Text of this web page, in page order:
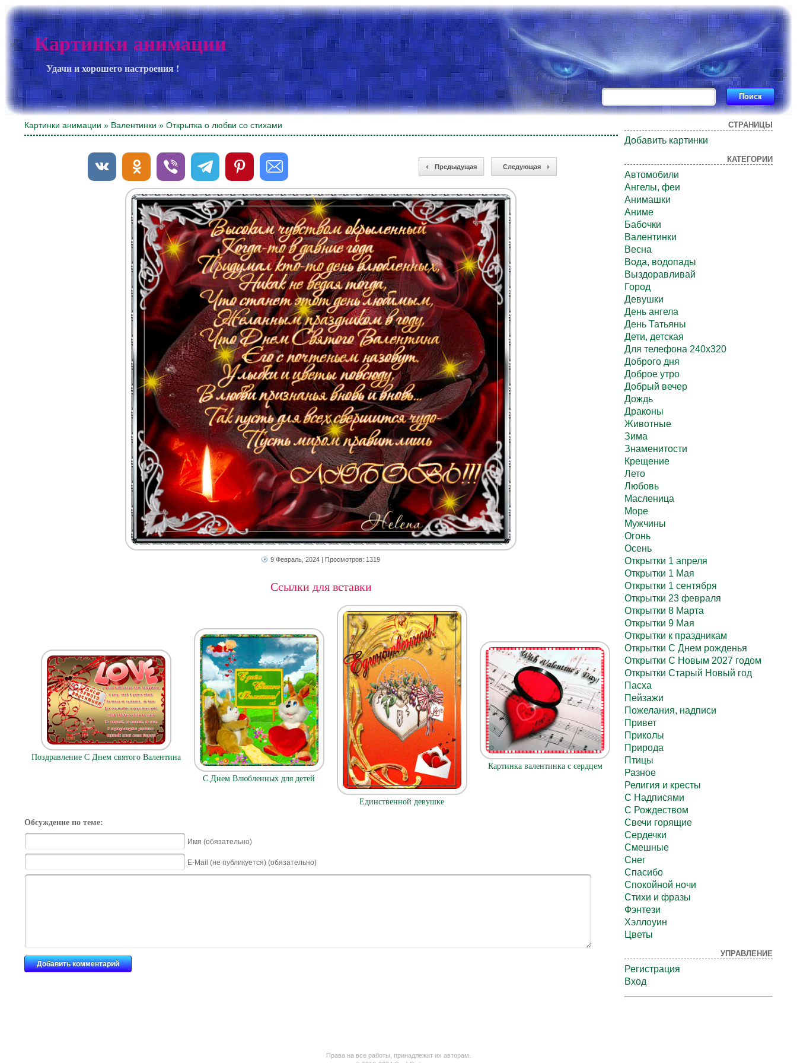
Картинки анимации
Удачи и хорошего настроения !
Картинки анимации » Валентинки » Открытка о любви со стихами
Предыдущая Следующая
9 Февраль, 2024 | Просмотров: 1319
Ссылки для вставки
Поздравление С Днем святого Валентина
С Днем Влюбленных для детей
Единственной девушке
Картинка валентинка с сердцем
Обсуждение по теме:
Имя (обязательно)
E-Mail (не публикуется) (обязательно)
СТРАНИЦЫ
Добавить картинки
КАТЕГОРИИ
Автомобили
Ангелы, феи
Анимашки
Аниме
Бабочки
Валентинки
Весна
Вода, водопады
Выздоравливай
Город
Девушки
День ангела
День Татьяны
Дети, детская
Для телефона 240х320
Доброго дня
Доброе утро
Добрый вечер
Дождь
Драконы
Животные
Зима
Знаменитости
Крещение
Лето
Любовь
Масленица
Море
Мужчины
Огонь
Осень
Открытки 1 апреля
Открытки 1 Мая
Открытки 1 сентября
Открытки 23 февраля
Открытки 8 Марта
Открытки 9 Мая
Открытки к праздникам
Открытки С Днем рожденья
Открытки С Новым 2027 годом
Открытки Старый Новый год
Пасха
Пейзажи
Пожелания, надписи
Привет
Приколы
Природа
Птицы
Разное
Религия и кресты
С Надписями
С Рождеством
Свечи горящие
Сердечки
Смешные
Снег
Спасибо
Спокойной ночи
Стихи и фразы
Фэнтези
Хэллоуин
Цветы
УПРАВЛЕНИЕ
Регистрация
Вход
Права на все работы, принадлежат их авторам.